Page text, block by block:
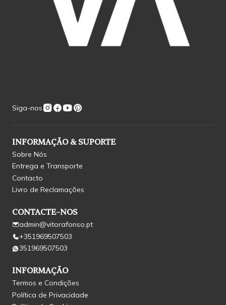
Siga-nos
INFORMAÇÃO & SUPORTE
Sobre Nós
Entrega e Transporte
Contacto
Livro de Reclamações
CONTACTE-NOS
admin@vitorafonso.pt
+351969507503
351969507503
INFORMAÇÃO
Termos e Condições
Política de Privacidade